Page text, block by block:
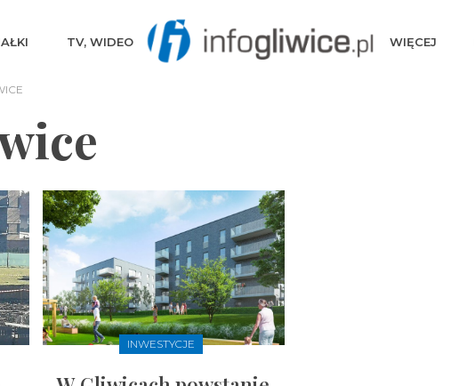
TV, WIDEO WIĘCEJ
INWESTYCJE